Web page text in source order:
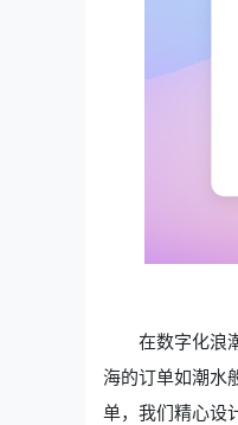
在数字化浪
海的订单如潮水
单，我们精心设